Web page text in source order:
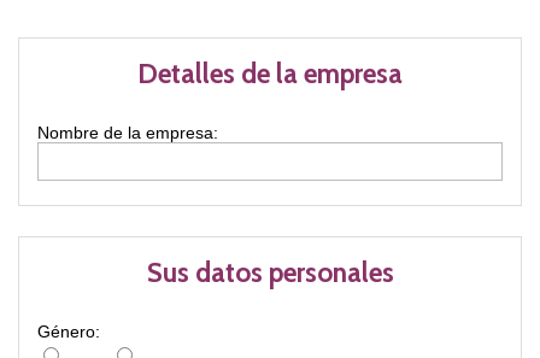
Sus datos personales
Género:
Detalles de la empresa
Nombre de la empresa: